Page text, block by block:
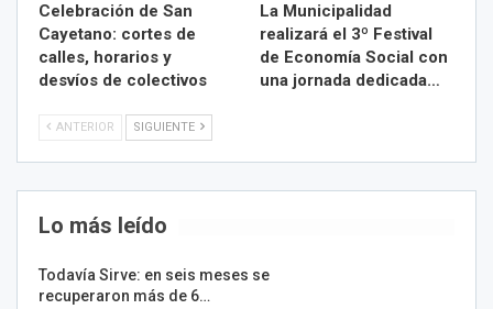
Celebración de San
Cayetano: cortes de
calles, horarios y
desvíos de colectivos
La Municipalidad
realizará el 3º Festival
de Economía Social con
una jornada dedicada…
ANTERIOR SIGUIENTE
Lo más leído
Todavía Sirve: en seis meses se
recuperaron más de 6…